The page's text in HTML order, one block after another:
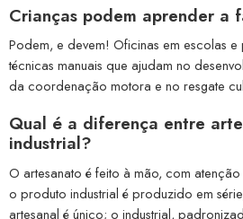
Crianças podem aprender a
Podem, e devem! Oficinas em escolas e
técnicas manuais que ajudam no
da coordenação motora e no resgate
Qual é a diferença entre
industrial?
O artesanato é feito à mão, com
o produto industrial é produzido em
artesanal é único; o industrial,